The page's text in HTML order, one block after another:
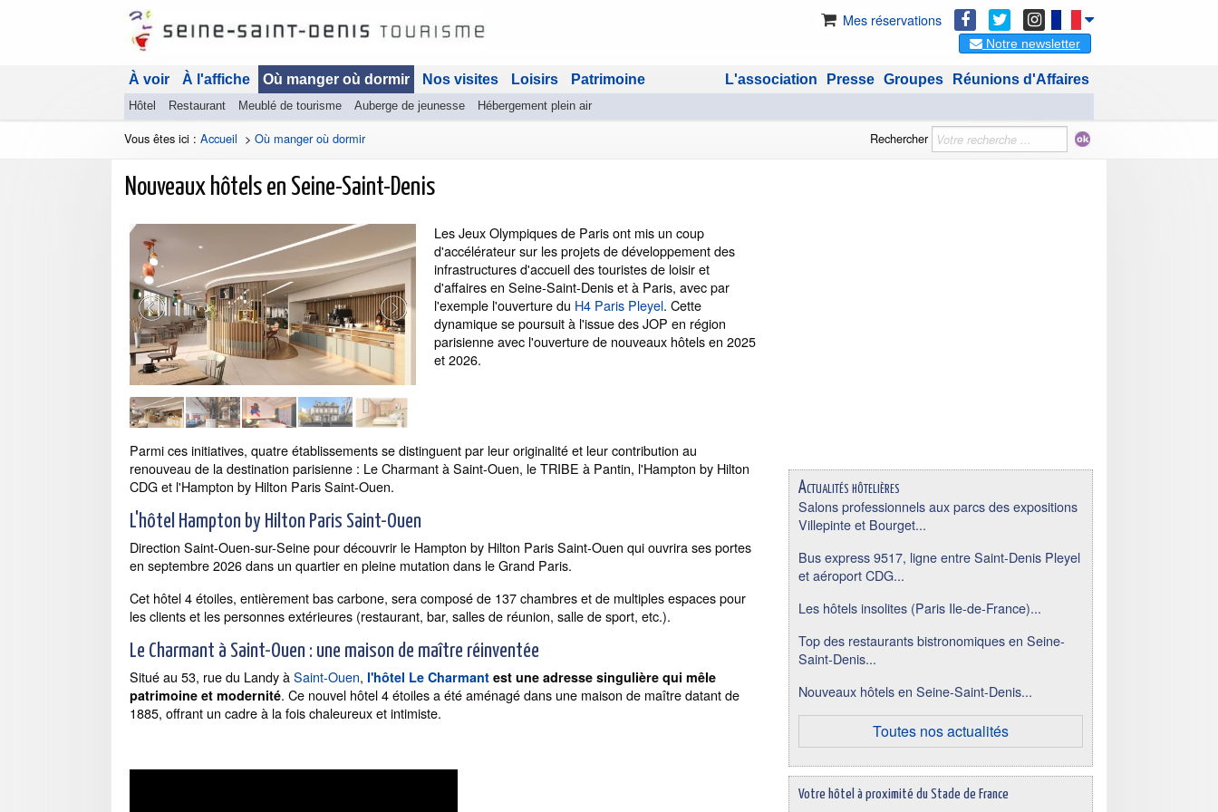
Mes réservations
Notre newsletter
À voir À l'affiche Où manger où dormir
Hôtel Restaurant Meublé de tourisme Auberge de jeunesse Hébergement plein air
Nos visites Loisirs Patrimoine Réunions d'Affaires
Groupes
Presse
L'association
Vous êtes ici : Accueil > Où manger où dormir Rechercher
Nouveaux hôtels en Seine-Saint-Denis
Les Jeux Olympiques de Paris ont mis un coup
d'accélérateur sur les projets de développement des
infrastructures d'accueil des touristes de loisir et
d'affaires en Seine-Saint-Denis et à Paris, avec par
l'exemple l'ouverture du H4 Paris Pleyel. Cette
dynamique se poursuit à l'issue des JOP en région
parisienne avec l'ouverture de nouveaux hôtels en 2025
et 2026.
Parmi ces initiatives, quatre établissements se distinguent par leur originalité et leur contribution au
renouveau de la destination parisienne : Le Charmant à Saint-Ouen, le TRIBE à Pantin, l'Hampton by Hilton
CDG et l'Hampton by Hilton Paris Saint-Ouen.
L'hôtel Hampton by Hilton Paris Saint-Ouen
Direction Saint-Ouen-sur-Seine pour découvrir le Hampton by Hilton Paris Saint-Ouen qui ouvrira ses portes
en septembre 2026 dans un quartier en pleine mutation dans le Grand Paris.
Cet hôtel 4 étoiles, entièrement bas carbone, sera composé de 137 chambres et de multiples espaces pour
les clients et les personnes extérieures (restaurant, bar, salles de réunion, salle de sport, etc.).
Le Charmant à Saint-Ouen : une maison de maître réinventée
Situé au 53, rue du Landy àSaint-Ouen, l'hôtel Le Charmant est une adresse singulière qui mêle
patrimoine et modernité. Ce nouvel hôtel 4 étoiles a été aménagé dans une maison de maître datant de
1885, offrant un cadre à la fois chaleureux et intimiste.
Actualités hôtelières
Salons professionnels aux parcs des expositions
Villepinte et Bourget...
Bus express 9517, ligne entre Saint-Denis Pleyel
et aéroport CDG...
Les hôtels insolites (Paris Ile-de-France)...
Top des restaurants bistronomiques en Seine-
Saint-Denis...
Nouveaux hôtels en Seine-Saint-Denis...
Toutes nos actualités
Votre hôtel à proximité du Stade de France